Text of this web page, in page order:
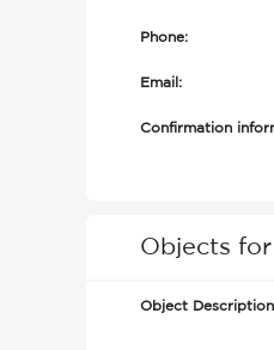
Phone:
Email:
Confirmation
Objects for
Object